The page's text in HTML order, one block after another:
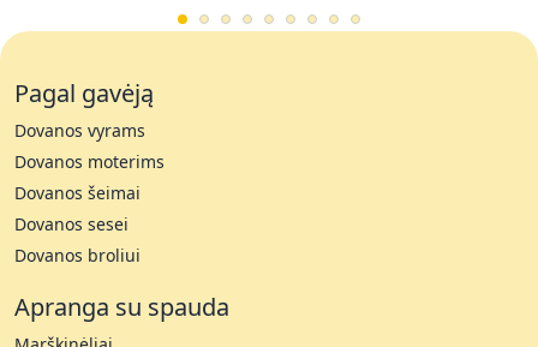
Pagal gavėją
Dovanos vyrams
Dovanos moterims
Dovanos šeimai
Dovanos sesei
Dovanos broliui
Apranga su spauda